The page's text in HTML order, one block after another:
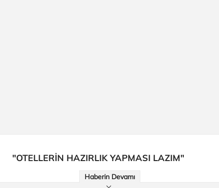
"OTELLERİN HAZIRLIK YAPMASI LAZIM"
Haberin Devamı